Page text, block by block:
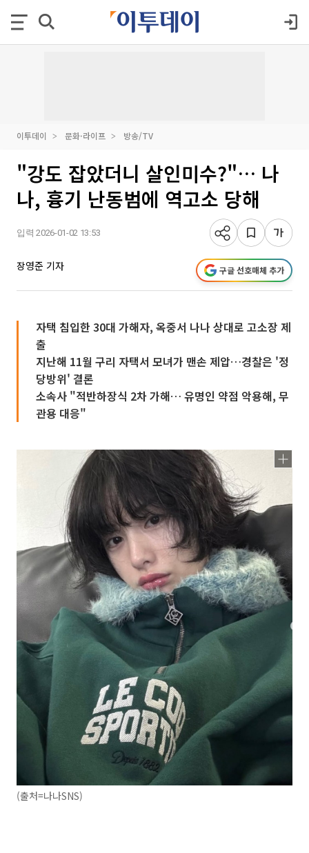
이투데이 문화·라이프 방송/TV
"강도 잡았더니 살인미수?"… 나
나, 흉기 난동범에 역고소 당해
입력 2026-01-02 13:53
장영준 기자 구글 선호매체 추가
자택 침입한 30대 가해자, 옥중서 나나 상대로 고소장 제
출
지난해 11월 구리 자택서 모녀가 맨손 제압…경찰은 '정
당방위' 결론
소속사 "적반하장식 2차 가해… 유명인 약점 악용해, 무
관용 대응"
(출처=나나SNS)